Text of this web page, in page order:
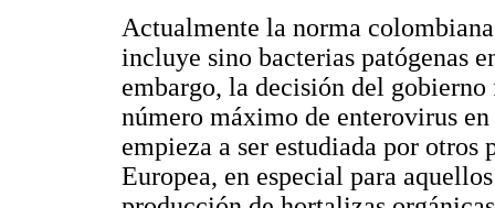
Actualmente la norma
incluye sino bacterias patógenas
embargo, la decisión del
número máximo de enterovirus
empieza a ser estudiada por
Europea, en especial para